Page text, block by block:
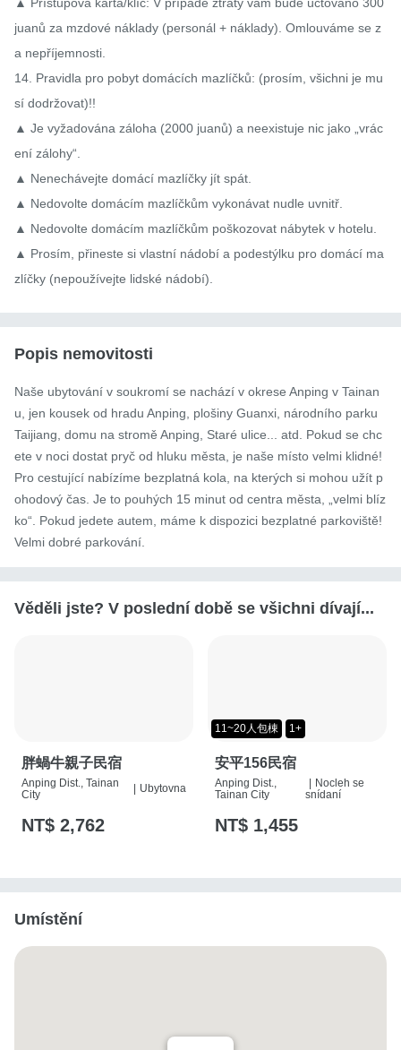
▲ Přístupová karta/klíč: V případě ztráty vám bude účtováno 300
juanů za mzdové náklady (personál + náklady). Omlouváme se z
a nepříjemnosti.
14. Pravidla pro pobyt domácích mazlíčků: (prosím, všichni je mu
sí dodržovat)!!
▲ Je vyžadována záloha (2000 juanů) a neexistuje nic jako „vrác
ení zálohy“.
▲ Nenechávejte domácí mazlíčky jít spát.
▲ Nedovolte domácím mazlíčkům vykonávat nudle uvnitř.
▲ Nedovolte domácím mazlíčkům poškozovat nábytek v hotelu.
▲ Prosím, přineste si vlastní nádobí a podestýlku pro domácí ma
zlíčky (nepoužívejte lidské nádobí).
Popis nemovitosti
Naše ubytování v soukromí se nachází v okrese Anping v Tainan
u, jen kousek od hradu Anping, plošiny Guanxi, národního parku
Taijiang, domu na stromě Anping, Staré ulice... atd. Pokud se chc
ete v noci dostat pryč od hluku města, je naše místo velmi klidné!
Pro cestující nabízíme bezplatná kola, na kterých si mohou užít p
ohodový čas. Je to pouhých 15 minut od centra města, „velmi blíz
ko“. Pokud jedete autem, máme k dispozici bezplatné parkoviště!
Velmi dobré parkování.
Věděli jste? V poslední době se všichni dívají...
胖蝸牛親子民宿
Anping Dist., Tainan
City
Ubytovna
NT$ 2,762
11~20人包棟 1+
安平156民宿
Anping Dist.,
Tainan City
| Nocleh se
snídaní
NT$ 1,455
Umístění